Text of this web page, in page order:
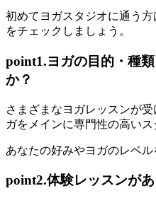
初めてヨガスタジオに通う
をチェックしましょう。
point1.ヨガの目的・種
か？
さまざまなヨガレッスンが
ガをメインに専門性の高いス
あなたの好みやヨガのレベル
point2.体験レッスンがあ